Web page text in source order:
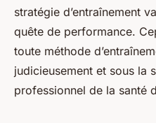
stratégie d’entraînement
quête de performance.
toute méthode
judicieusement et sous la
professionnel de la santé